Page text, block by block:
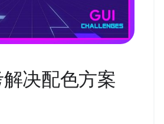
决配色方案